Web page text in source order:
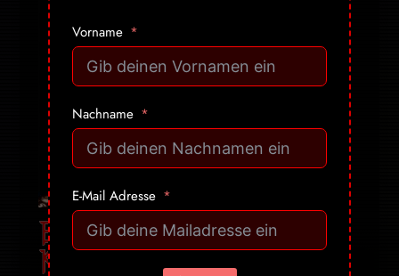
Bitte Herrschaften! Der
Kaffee aus der Gruft ist
Vorname
Nachname
E-Mail Adresse